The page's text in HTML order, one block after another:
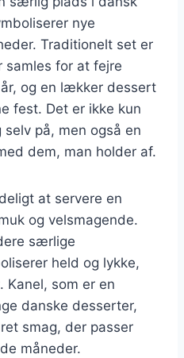
nye
Traditionelt set er
samles for at fejre
og en lækker dessert
fest. Det er ikke kun
på, men også en
dem, man holder af.
at servere en
og velsmagende.
særlige
held og lykke,
Kanel, som er en
danske desserter,
smag, der passer
måneder.